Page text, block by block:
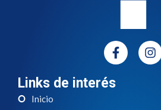
Links de interés
Inicio